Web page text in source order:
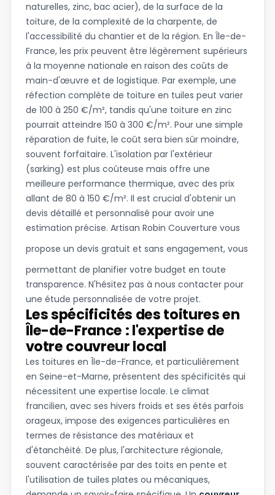
naturelles, zinc, bac acier), de la surface de la
toiture, de la complexité de la charpente, de
l'accessibilité du chantier et de la région. En Île-de-
France, les prix peuvent être légèrement supérieurs
à la moyenne nationale en raison des coûts de
main-d'œuvre et de logistique. Par exemple, une
réfection complète de toiture en tuiles peut varier
de 100 à 250 €/m², tandis qu'une toiture en zinc
pourrait atteindre 150 à 300 €/m². Pour une simple
réparation de fuite, le coût sera bien sûr moindre,
souvent forfaitaire. L'isolation par l'extérieur
(sarking) est plus coûteuse mais offre une
meilleure performance thermique, avec des prix
allant de 80 à 150 €/m². Il est crucial d'obtenir un
devis détaillé et personnalisé pour avoir une
estimation précise. Artisan Robin Couverture vous
propose un devis gratuit et sans engagement, vous
permettant de planifier votre budget en toute
transparence. N'hésitez pas à nous contacter pour
une étude personnalisée de votre projet.
Les spécificités des toitures en
Île-de-France : l'expertise de
votre couvreur local
Les toitures en Île-de-France, et particulièrement
en Seine-et-Marne, présentent des spécificités qui
nécessitent une expertise locale. Le climat
francilien, avec ses hivers froids et ses étés parfois
orageux, impose des exigences particulières en
termes de résistance des matériaux et
d'étanchéité. De plus, l'architecture régionale,
souvent caractérisée par des toits en pente et
l'utilisation de tuiles plates ou mécaniques,